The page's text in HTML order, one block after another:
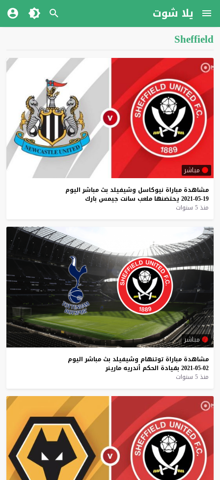
يلا شوت
Sheffield
مباشر
مشاهدة مباراة نيوكاسل وشيفيلد بث مباشر اليوم
19-05-2021
يحتضنها ملعب سانت جيمس بارك
منذ 5 سنوات
مباشر
مشاهدة مباراة توتنهام وشيفيلد بث مباشر اليوم
02-05-2021
بقيادة الحكم أندريه مارينر
منذ 5 سنوات